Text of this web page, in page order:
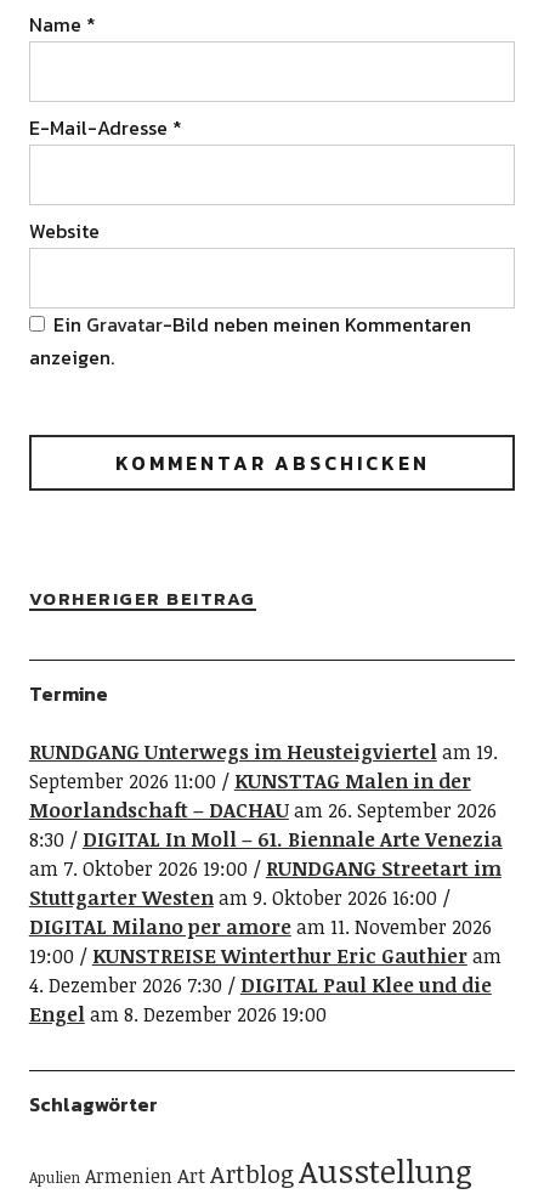
Name *
E-Mail-Adresse *
Website
Ein Gravatar-Bild neben meinen Kommentaren
anzeigen.
VORHERIGER BEITRAG
Termine
RUNDGANG Unterwegs im Heusteigviertelam 19.
September 2026 11:00
KUNSTTAG Malen in der
Moorlandschaft – DACHAUam 26. September 2026
8:30
DIGITAL In Moll – 61. Biennale Arte Venezia
am 7. Oktober 2026 19:00
RUNDGANG Streetart im
Stuttgarter Westenam 9. Oktober 2026 16:00
DIGITAL Milano per amoream 11. November 2026
19:00
KUNSTREISE Winterthur Eric Gauthieram
4. Dezember 2026 7:30
DIGITAL Paul Klee und die
Engelam 8. Dezember 2026 19:00
Schlagwörter
Apulien ArmenienArtArtblogAusstellung